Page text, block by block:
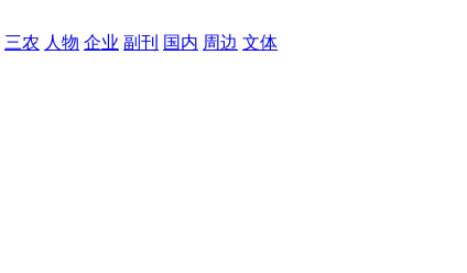
三农 人物 企业 副刊 国内 周边 文体